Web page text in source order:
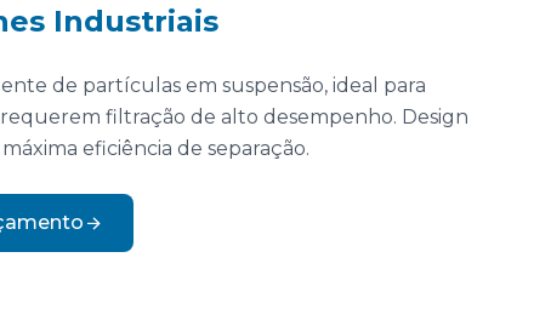
Industriais
de partículas em suspensão, ideal para
filtração de alto desempenho. Design
eficiência de separação.